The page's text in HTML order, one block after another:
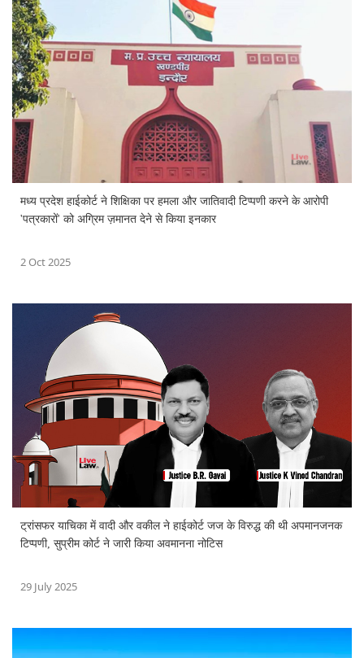
मध्य प्रदेश हाईकोर्ट ने शिक्षिका पर हमला और जातिवादी टिप्पणी करने के आरोपी
'पत्रकारों' को अग्रिम ज़मानत देने से किया इनकार
2 Oct 2025
ट्रांसफर याचिका में वादी और वकील ने हाईकोर्ट जज के विरुद्ध की थी अपमानजनक
टिप्पणी, सुप्रीम कोर्ट ने जारी किया अवमानना नोटिस
29 July 2025